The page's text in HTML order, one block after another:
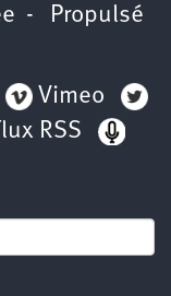
- Propulsé
Vimeo
RSS